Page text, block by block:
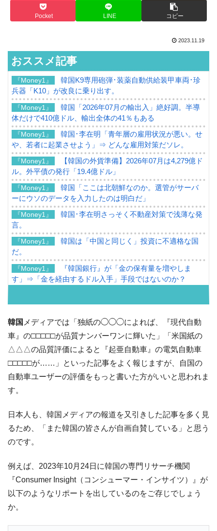
Pocket LINE コピー
2023.11.19
おススメ記事
『Money1』
韓国K9専用砲弾･装薬自動供給装甲車両･珍
兵器「K10」が改良に乗り出す。
『Money1』
韓国「2026年07月の輸出入」絶好調。半導
体だけで410億ドル、輸出全体の41％もある
『Money1』
韓国･李在明「青年層の雇用状況が悪い。せ
や、若者に起業させよう」⇒ どんな雇用対策だソレ。
『Money1』
【韓国の外貨準備】2026年07月は4,279億ド
ル。外平債の発行「19.4億ドル」
『Money1』
韓国「ここは北朝鮮なのか。選管がサーバ
ーにウソのデータを入力したのは明白だ」
『Money1』
韓国･李在明さっそく不動産対策で浅薄な発
言。
『Money1』
韓国は「中国と同じく」投資に不適格な国
だ。
『Money1』
『韓国銀行』が「金の保有量を増やしま
す」⇒「金を経由するドル入手」手段ではないのか？
ル」まで拡大 ⇒ 海外資金の動きに強く左右される状態
『Money1』
韓国･帰ってきた李在明。李在明を支持しな
い「50.5％」に上昇
『Money1』
韓国大統領府ボンクラ政策室長が告発され
た ⇒ 国家が行った恐るべき株価操作であり、空前の国政壟
『Money1』
動」
『Money1』
中国だけが鉄鋼輸出を異常増加させる ⇒ 中
国の過剰生産が世界を蝕む。
『Money1』
『Money1』
【米韓激突案件】韓国消費者院が『クーパ
ン』1人当たり賠償10万ウォンを認定 ⇒ 総額3兆7,000億
『Money1』 韓国で猛暑。南東部では干ばつ
『Money1』
韓国 メディアでは「独紙の◯◯◯によれば、『現代自動
車』の□□□□□が品質ナンバーワンに輝いた」「米国紙の
△△△の品質評価によると『起亜自動車』の電気自動車
□□□□□が……」といった記事をよく報じますが、自国の
自動車ユーザーの評価をもっと書いた方がいいと思われま
す。
日本人も、韓国メディアの報道を又引きした記事を多く見
るため、「また韓国の皆さんが自画自賛している」と思う
のです。
例えば、2023年10月24日に韓国の専門リサーチ機関
『Consumer Insight（コンシューマー・インサイツ）』が
以下のようなリポートを出しているのをご存じでしょう
か。